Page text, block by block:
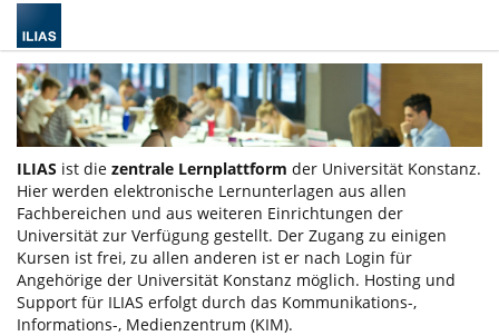
ILIAS ist die zentrale Lernplattform der Universität Konstanz.
Hier werden elektronische Lernunterlagen aus allen
Fachbereichen und aus weiteren Einrichtungen der
Universität zur Verfügung gestellt. Der Zugang zu einigen
Kursen ist frei, zu allen anderen ist er nach Login für
Angehörige der Universität Konstanz möglich. Hosting und
Support für ILIAS erfolgt durch das Kommunikations-,
Informations-, Medienzentrum (KIM).